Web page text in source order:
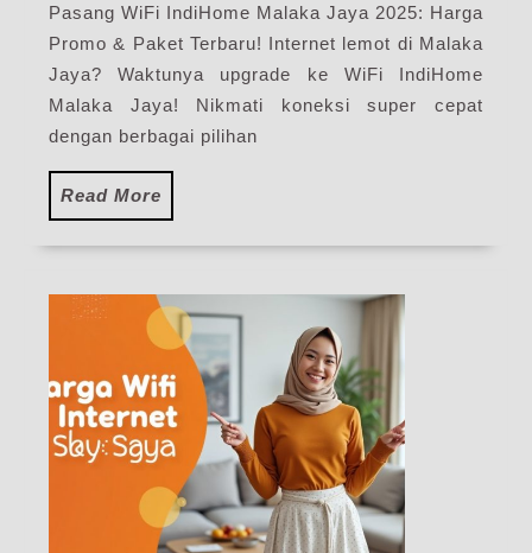
Paket
Pasang
WiFi
IndiHome
Pasang WiFi IndiHome Malaka Jaya 2025: Harga
Promo & Paket Terbaru! Internet lemot di Malaka
Jaya? Waktunya upgrade ke WiFi IndiHome
Malaka Jaya! Nikmati koneksi super cepat
dengan berbagai pilihan
Read More
More